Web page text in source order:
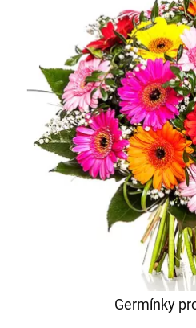
Germínky